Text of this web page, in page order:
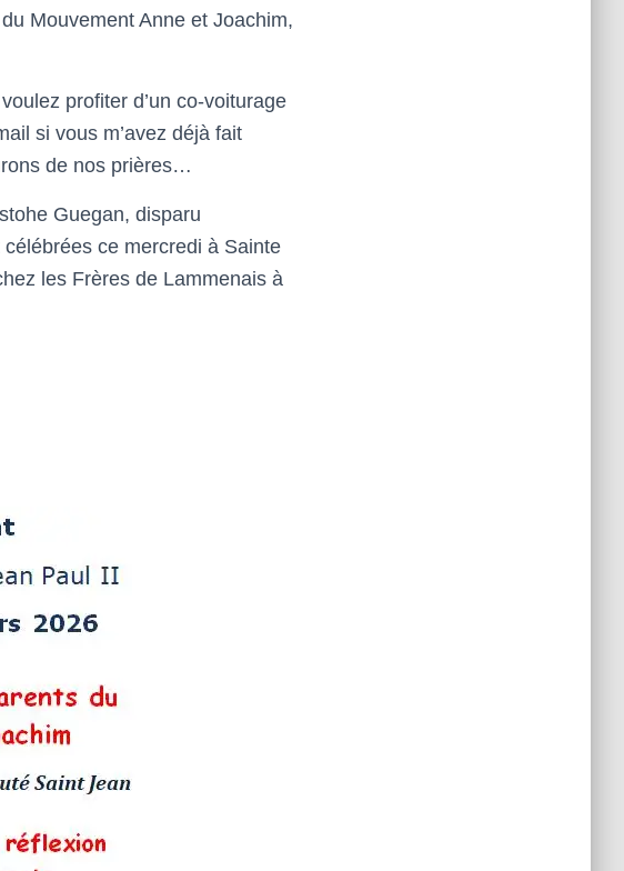
Mouvement Anne et Joachim,
profiter d’un co-voiturage
si vous m’avez déjà fait
de nos prières…
Guegan, disparu
ce mercredi à Sainte
les Frères de Lammenais à